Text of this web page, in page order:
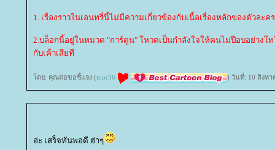
1. เรื่องราวในเอนทรี่นี้ไม่มีความเกี่ยวข้องกับเนื้อเรื่องหลักของตัวละค
2.บล็อกนี้อยู่ในหมวด "การ์ตูน" โหวตเป็นกำลังใจให้คนไม่ป๊อบอย่างโท
กับเค้าเสียที
ดย: คุณต่อขอชี้แจง (toor36 ) วันที่: 10 สิงหา
อ่ะ เสร็จทันพอดี ฮ่าๆ